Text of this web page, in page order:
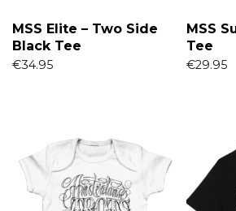
MSS Elite – Two Side
Black Tee
€34.95
MSS
Tee
€29.95